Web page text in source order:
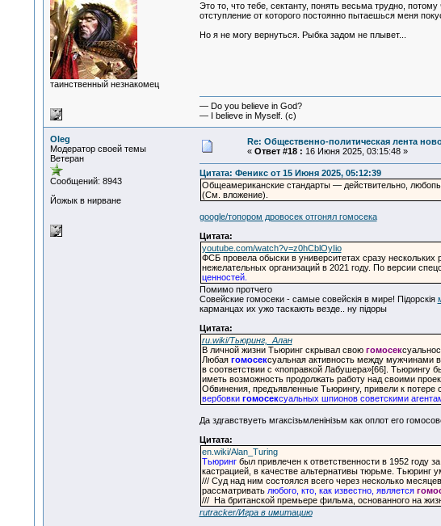
таинственный незнакомец
Это то, что тебе, сектанту, понять весьма трудно,
отступление от которого постоянно пытаешься меня
Но я не могу вернуться. Рыбка задом не плывет...
— Do you believe in God?
— I believe in Myself. (c)
Oleg
Модератор своей темы
Ветеран
Сообщений: 8943
Йожык в нирване
Re: Общественно-политическая лента
« Ответ #18 : 16 Июня 2025, 03:15:48 »
Цитата: Феникс от 15 Июня 2025, 05:12:39
Общеамериканские стандарты — действительно,
(См. вложение).
google/топором дровосек отгонял гомосека
Цитата:
youtube.com/watch?v=z0hCblOyIio
ФСБ провела обыски в университетах сразу
нежелательных организаций в 2021 году. По версии
ценностей.
Помимо протчего
Совейские гомосеки - самые совейскiя в мире! Пiдорскiя
карманцах их ужо таскають везде.. ну пiдоры
Цитата:
ru.wiki/Тьюринг,_Алан
В личной жизни Тьюринг скрывал свою гомосек
Любая гомосексуальная активность между мужчинами
в соответствии с «поправкой Лабушера»[66]. Тьюрингу
иметь возможность продолжать работу над своими
Обвинения, предъявленные Тьюрингу, привели к потере
вербовки гомосексуальных шпионов советскими
Да здrавствуеть мrаксiзьмленiнiзьм как оплот его
Цитата:
en.wiki/Alan_Turing
Тьюрингбыл привлечен к ответственности в 1952 году
кастрацией, в качестве альтернативы тюрьме. Тьюринг
/// Суд над ним состоялся всего через несколько
рассматривать любого, кто, как известно, является
/// На британской премьере фильма, основанного на
rutracker/Игра в имитацию